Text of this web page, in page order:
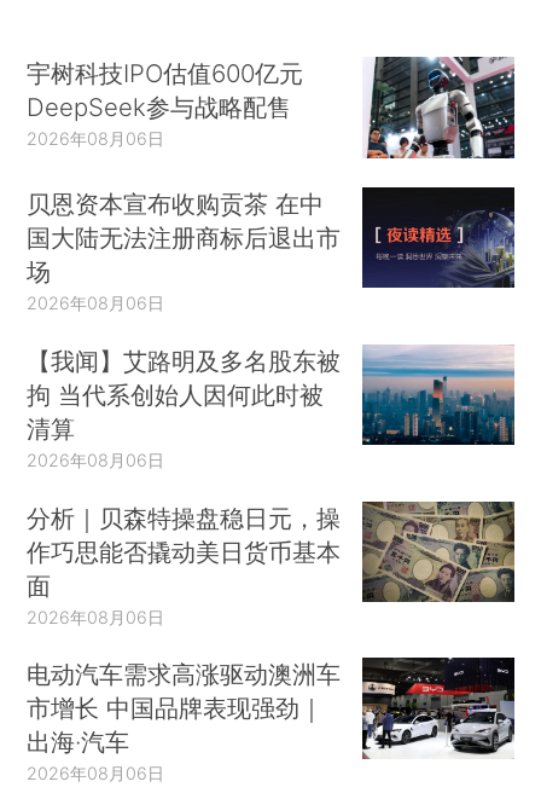
宇树科技IPO估值600亿元
DeepSeek参与战略配售
2026年08月06日
贝恩资本宣布收购贡茶 在中
国大陆无法注册商标后退出市
场
2026年08月06日
【我闻】艾路明及多名股东被
拘 当代系创始人因何此时被
清算
2026年08月06日
分析｜贝森特操盘稳日元，操
作巧思能否撬动美日货币基本
面
2026年08月06日
电动汽车需求高涨驱动澳洲车
市增长 中国品牌表现强劲｜
出海·汽车
2026年08月06日